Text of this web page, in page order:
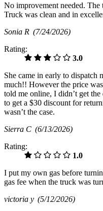
No improvement needed. The
Truck was clean and in
Sonia R (7/24/2026)
Rating:
3.0
She came in early to dispatch
much!! However the price
told me online, I didn’t get
to get a $30 discount for
wasn’t the case.
Sierra C (6/13/2026)
Rating:
1.0
I put my own gas before
gas fee when the truck was
victoria y (5/12/2026)